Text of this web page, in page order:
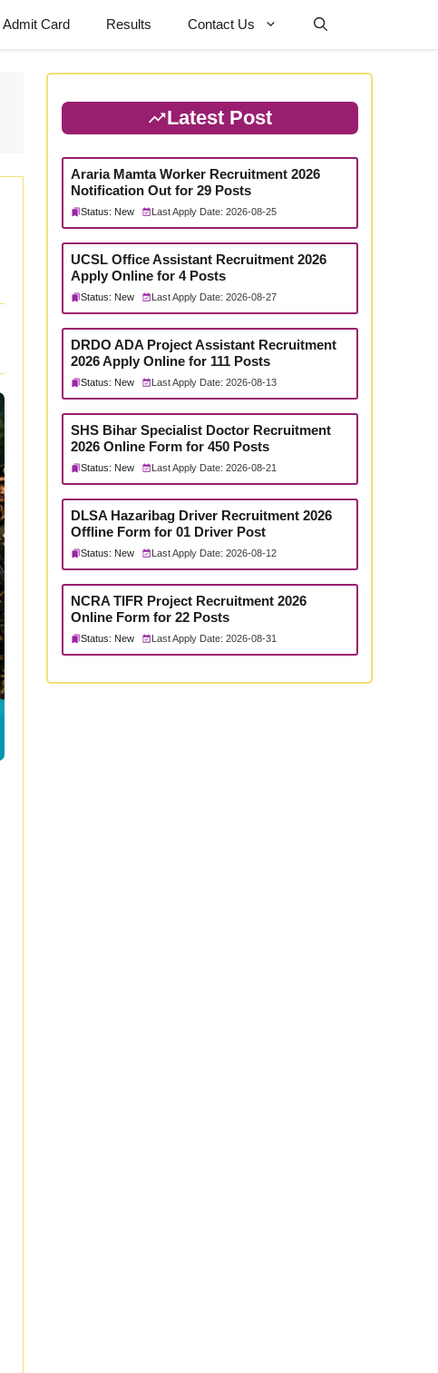
Admit Card Results Contact Us
Latest Post
Araria Mamta Worker Recruitment 2026
Notification Out for 29 Posts
Status: New Last Apply Date: 2026-08-25
UCSL Office Assistant Recruitment 2026
Apply Online for 4 Posts
Status: New Last Apply Date: 2026-08-27
DRDO ADA Project Assistant Recruitment
2026 Apply Online for 111 Posts
Status: New Last Apply Date: 2026-08-13
SHS Bihar Specialist Doctor Recruitment
2026 Online Form for 450 Posts
Status: New Last Apply Date: 2026-08-21
DLSA Hazaribag Driver Recruitment 2026
Offline Form for 01 Driver Post
Status: New Last Apply Date: 2026-08-12
NCRA TIFR Project Recruitment 2026
Online Form for 22 Posts
Status: New Last Apply Date: 2026-08-31